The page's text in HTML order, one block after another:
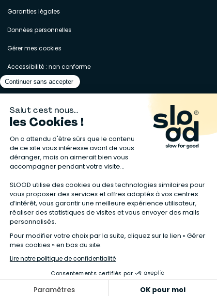
Garanties légales
Données personnelles
Gérer mes cookies
Accessibilité : non conforme
Matelas naturels⋅Graines bio⋅ Lits bébés en bois⋅Déodorant bio⋅Sapin
en bois⋅Complement alimentaire naturel
Calendrier de l’Avent gourmand⋅Couche bio⋅Anti-nuisible⋅Poeles
Ventilateurs de plafond
dans la fiche produit. Tous les codes promos applicables sur Slood sont
**Valable sur les chambres complètes Sauthon taguées en Offre
spéciale :
voir la sélection de l'offre